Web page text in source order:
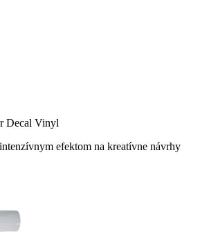
Decal Vinyl
efektom na kreatívne návrhy